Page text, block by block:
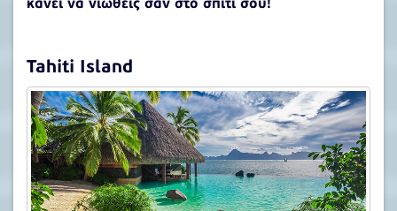
κάνει να νιώθεις σαν στο σπίτι σου!
Tahiti Island